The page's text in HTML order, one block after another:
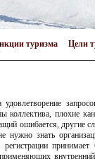
туризма Цели
коллектива, плохие
ошибается, другие
нужно знать
регистрации